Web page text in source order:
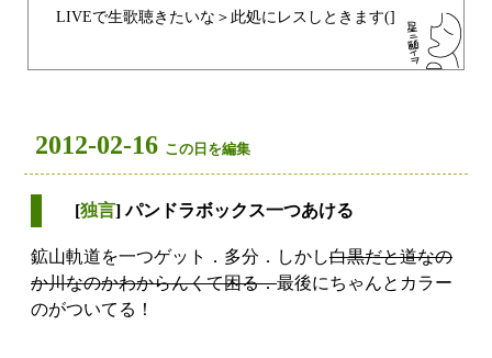
LIVEで生歌聴きたいな＞此処にレスしときます(]
2012-02-16 この日を編集
[独言] パンドラボックス一つあける
鉱山軌道を一つゲット．多分．しかし白黒だと道なの
か川なのかわからんくて困る．最後にちゃんとカラー
のがついてる！